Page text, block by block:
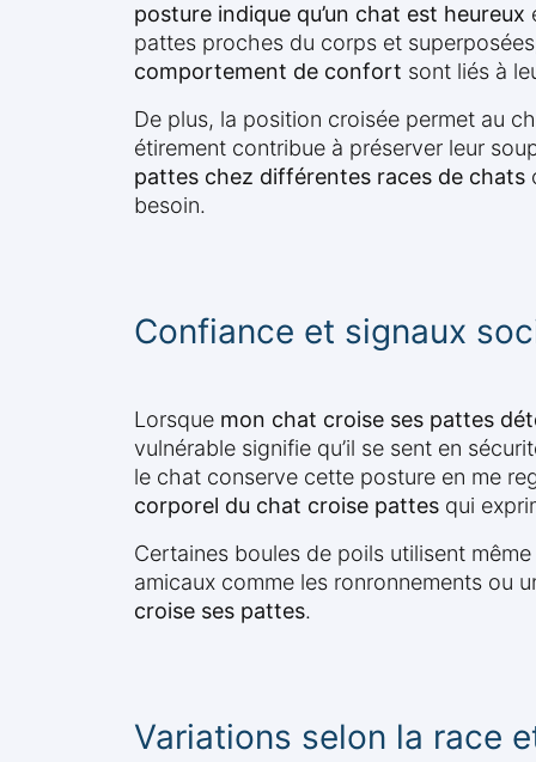
posture indique qu’un chat est heureux
pattes proches du corps et
comportement de confort sont liés à
De plus, la position croisée permet au
étirement contribue à préserver leur
pattes chez différentes races de chats
besoin.
Confiance et signaux
Lorsque mon chat croise ses pattes
vulnérable signifie qu’il se sent en
le chat conserve cette posture en me
corporel du chat croise pattes qui
Certaines boules de poils utilisent
amicaux comme les ronronnements ou
croise ses pattes.
Variations selon la race